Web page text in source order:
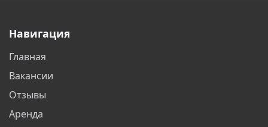
Навигация
Главная
Вакансии
Отзывы
Аренда